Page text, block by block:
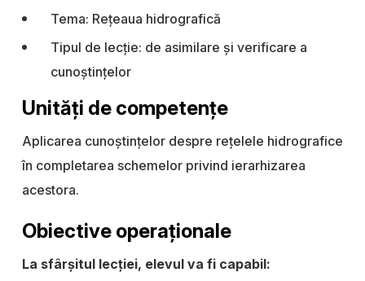
Tema: Rețeaua hidrografică
Tipul de lecție: de asimilare și verificare a
cunoștințelor
Unități de competențe
Aplicarea cunoștințelor despre rețelele hidrografice
în completarea schemelor privind ierarhizarea
acestora.
Obiective operaționale
La sfârșitul lecției, elevul va fi capabil: